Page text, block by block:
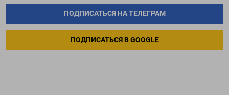
ПОДПИСАТЬСЯ НА ТЕЛЕГРАМ
ПОДПИСАТЬСЯ В GOOGLE